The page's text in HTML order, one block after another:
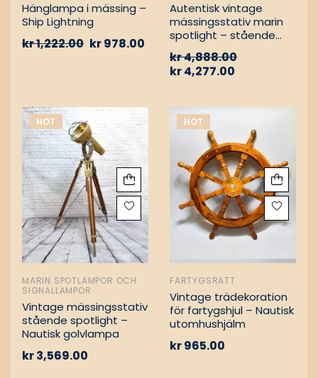
Hänglampa i mässing –
Ship Lightning
kr1,222.00 kr978.00
Autentisk vintage
mässingsstativ marin
spotlight – stående
kr4,888.00
kr4,277.00
HOT
MARIN SPOTLAMPOR OCH
SIGNALLAMPOR
Vintage mässingsstativ
stående spotlight –
Nautisk golvlampa
kr3,569.00
HOT
FARTYGSRATT
Vintage trädekoration
för fartygshjul – Nautisk
utomhushjälm
kr965.00